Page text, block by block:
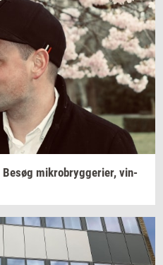
Besøg mi­kro­bryg­ge­ri­er, vin­